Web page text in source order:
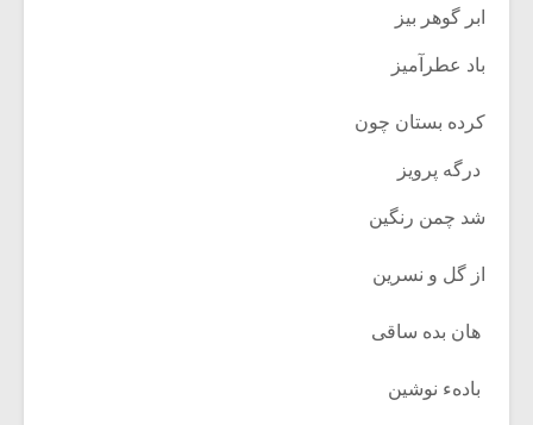
ابر گوهر بیز
باد عطرآمیز
کرده بستان چون
‏ درگه پرویز
شد چمن رنگین‏
از گل و نسرین
‏ هان بده ساقی
‏ بادهء نوشین